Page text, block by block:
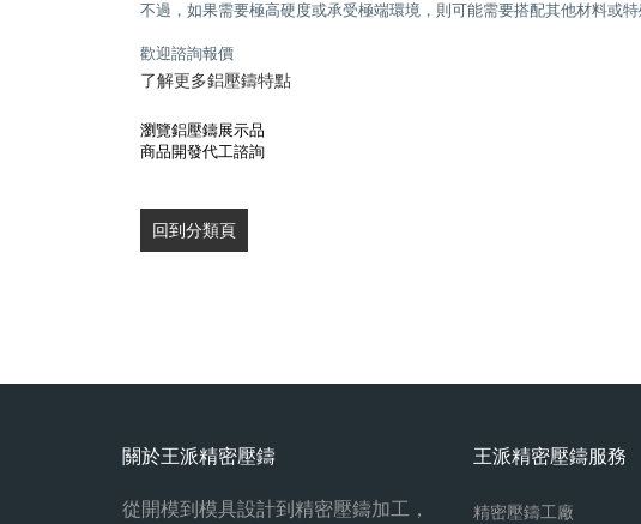
不過，如果需要極高硬度或承受極端環境，則可能需要搭配其他材料或特
歡迎諮詢報價
了解更多鋁壓鑄特點
瀏覽鋁壓鑄展示品
商品開發代工諮詢
回到分類頁
關於王派精密壓鑄
從開模到模具設計到精密壓鑄加工，
王派精密壓鑄服務
精密壓鑄工廠